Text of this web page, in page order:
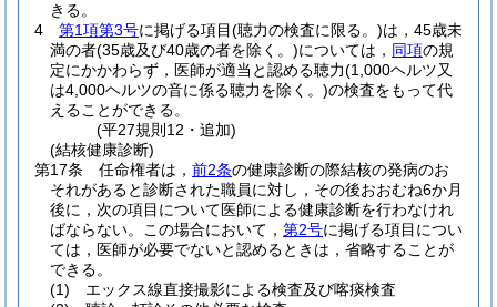
きる。
4
第1項第3号に掲げる項目(聴力の検査に限る。)は，45歳未
満の者(35歳及び40歳の者を除く。)については， 同項の規
定にかかわらず，医師が適当と認める聴力(1,000ヘルツ又
は4,000ヘルツの音に係る聴力を除く。)の検査をもって代
えることができる。
(平27規則12・追加)
(結核健康診断)
第17条
任命権者は， 前2条の健康診断の際結核の発病のお
それがあると診断された職員に対し，その後おおむね6か月
後に，次の項目について医師による健康診断を行わなけれ
ばならない。
この場合において， 第2号に掲げる項目につい
ては，医師が必要でないと認めるときは，省略することが
できる。
(1)
エックス線直接撮影による検査及び喀痰検査